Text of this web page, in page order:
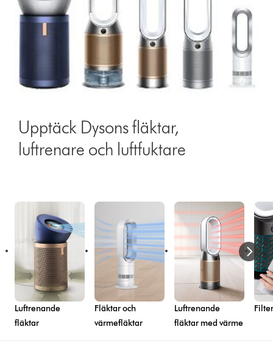
Upptäck Dysons fläktar,
luftrenare och luftfuktare
Luftrenande
fläktar
Fläktar och
värmefläktar
Luftrenande
fläktar med värme
Filter